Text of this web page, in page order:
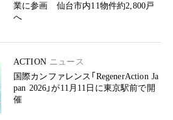
業に参画 仙台市内11物件約2,800戸
へ
ACTION ニュース
国際カンファレンス「RegenerAction Ja
pan 2026」が11月11日に東京駅前で開
催